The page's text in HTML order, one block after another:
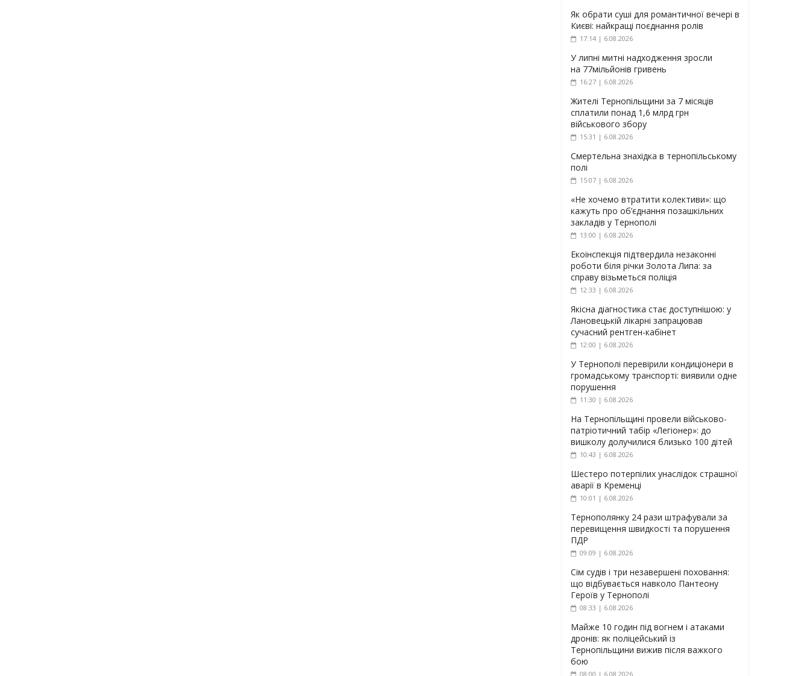
Як обрати суші для романтичної вечері в
Києві: найкращі поєднання ролів
17:14 | 6.08.2026
У липні митні надходження зросли
на 77мільйонів гривень
16:27 | 6.08.2026
Жителі Тернопільщини за 7 місяців
сплатили понад 1,6 млрд грн
військового збору
15:31 | 6.08.2026
Смертельна знахідка в тернопільському
полі
15:07 | 6.08.2026
«Не хочемо втратити колективи»: що
кажуть про об’єднання позашкільних
закладів у Тернополі
13:00 | 6.08.2026
Екоінспекція підтвердила незаконні
роботи біля річки Золота Липа: за
справу візьметься поліція
12:33 | 6.08.2026
Якісна діагностика стає доступнішою: у
Лановецькій лікарні запрацював
сучасний рентген-кабінет
12:00 | 6.08.2026
У Тернополі перевірили кондиціонери в
громадському транспорті: виявили одне
порушення
11:30 | 6.08.2026
На Тернопільщині провели військово-
патріотичний табір «Легіонер»: до
вишколу долучилися близько 100 дітей
10:43 | 6.08.2026
Шестеро потерпілих унаслідок страшної
аварії в Кременці
10:01 | 6.08.2026
Тернополянку 24 рази штрафували за
перевищення швидкості та порушення
ПДР
09:09 | 6.08.2026
Сім судів і три незавершені поховання:
що відбувається навколо Пантеону
Героїв у Тернополі
08:33 | 6.08.2026
Майже 10 годин під вогнем і атаками
дронів: як поліцейський із
Тернопільщини вижив після важкого
бою
08:00 | 6.08.2026